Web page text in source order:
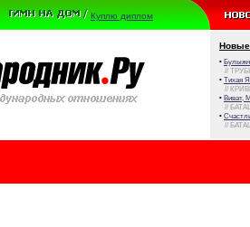
Куплю диплом
Новые
•
//
• Тихая
//
• Виват,
//
•
//